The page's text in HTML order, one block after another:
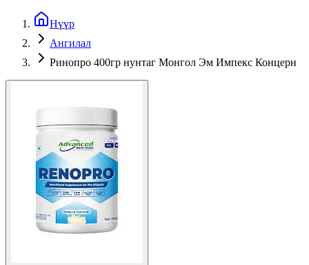
Нүүр
Ангилал
Ринопро 400гр нунтаг Монгол Эм Импекс Концерн